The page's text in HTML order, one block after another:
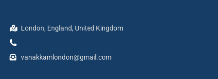
London, England, United Kingdom
vanakkamlondon@gmail.com